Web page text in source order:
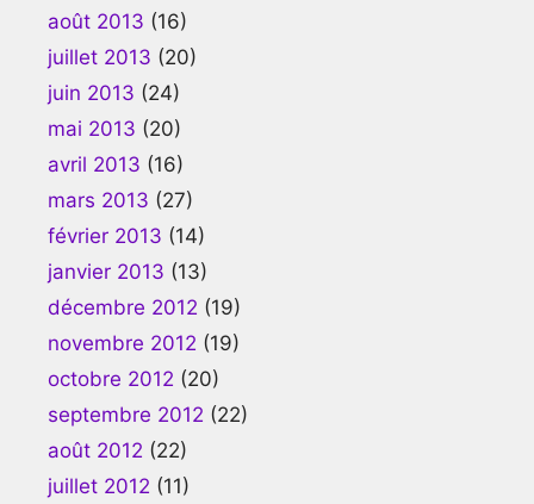
août 2013 (16)
juillet 2013 (20)
juin 2013 (24)
mai 2013 (20)
avril 2013 (16)
mars 2013 (27)
février 2013 (14)
janvier 2013 (13)
décembre 2012 (19)
novembre 2012 (19)
octobre 2012 (20)
septembre 2012 (22)
août 2012 (22)
juillet 2012 (11)